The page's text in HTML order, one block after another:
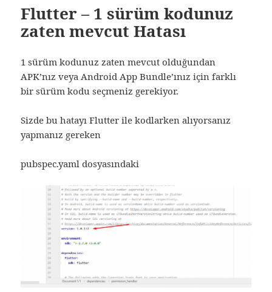
Flutter – 1 sürüm kodunuz
zaten mevcut Hatası
1 sürüm kodunuz zaten mevcut olduğundan
APK’nız veya Android App Bundle’ınız için farklı
bir sürüm kodu seçmeniz gerekiyor.
Sizde bu hatayı Flutter ile kodlarken alıyorsanız
yapmanız gereken
pubspec.yaml dosyasındaki